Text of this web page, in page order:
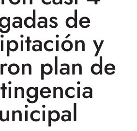
de
y
plan de